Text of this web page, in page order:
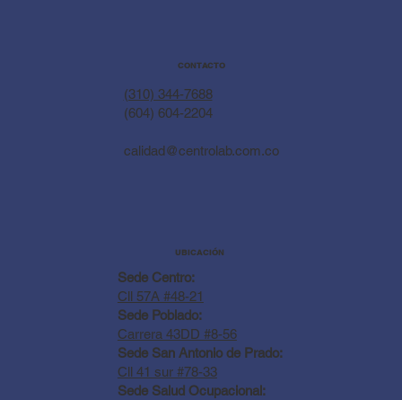
CONTACTO
(310) 344-7688
(604) 604-2204
calidad@centrolab.com.co
UBICACIÓN
Sede Centro:
Cll 57A #48-21
Sede Poblado:
Carrera 43DD #8-56
Sede San Antonio de Prado:
Cll 41 sur #78-33
Sede Salud Ocupacional: